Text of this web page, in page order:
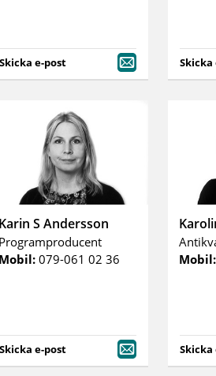
Skicka e-post Skicka
S Andersson
079-061 02 36
Skicka e-post Skicka